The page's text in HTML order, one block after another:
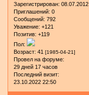
Зарегистрирован: 08.07.2012
Приглашений: 0
Сообщений: 792
Уважение: +121
Позитив: +119
Пол:
Возраст: 41 [1985-04-21]
Провел на форуме:
29 дней 17 часов
Последний визит:
23.10.2022 22:50